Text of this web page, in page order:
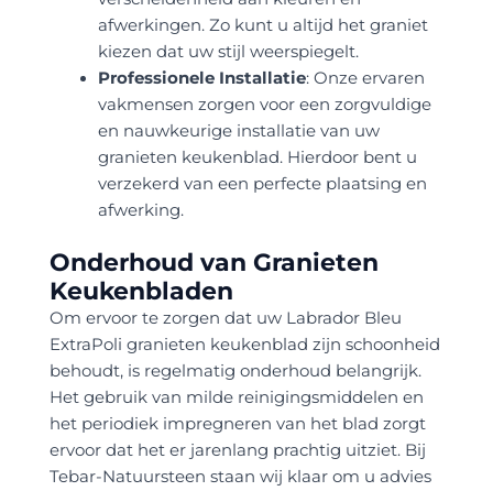
afwerkingen. Zo kunt u altijd het graniet
kiezen dat uw stijl weerspiegelt.
Professionele Installatie: Onze ervaren
vakmensen zorgen voor een zorgvuldige
en nauwkeurige installatie van uw
granieten keukenblad. Hierdoor bent u
verzekerd van een perfecte plaatsing en
afwerking.
Onderhoud van Granieten
Keukenbladen
Om ervoor te zorgen dat uw Labrador Bleu
ExtraPoli granieten keukenblad zijn schoonheid
behoudt, is regelmatig onderhoud belangrijk.
Het gebruik van milde reinigingsmiddelen en
het periodiek impregneren van het blad zorgt
ervoor dat het er jarenlang prachtig uitziet. Bij
Tebar-Natuursteen staan wij klaar om u advies